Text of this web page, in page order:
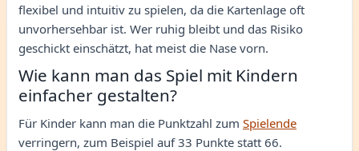
flexibel und intuitiv zu spielen, da die Kartenlage oft
unvorhersehbar ist. Wer ruhig bleibt und das Risiko
geschickt einschätzt, hat meist die Nase vorn.
Wie kann man das Spiel mit Kindern
einfacher gestalten?
Für Kinder kann man die Punktzahl zum Spielende
verringern, zum Beispiel auf 33 Punkte statt 66.